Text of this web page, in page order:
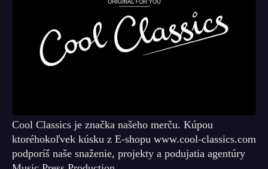
Cool Classics je značka našeho merču. Kúpou
ktoréhokoľvek kúsku z E-shopu www.cool-classics.com
podporíš naše snaženie, projekty a podujatia agentúry